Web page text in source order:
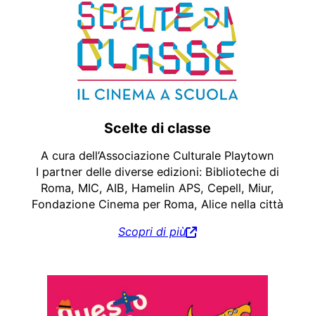
Scelte di classe
A cura dell’Associazione Culturale Playtown
I partner delle diverse edizioni: Biblioteche di
Roma, MIC, AIB, Hamelin APS, Cepell, Miur,
Fondazione Cinema per Roma, Alice nella città
Scopri di più